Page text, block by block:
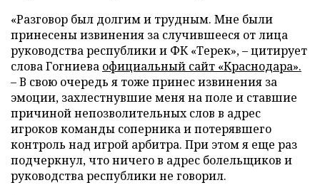
«Разговор был долгим и трудным. Мне были
принесены извинения за случившееся от лица
руководства республики и ФК «Терек», – цитирует
слова Гогниева официальный сайт «Краснодара».
– В свою очередь я тоже принес извинения за
эмоции, захлестнувшие меня на поле и ставшие
причиной непозволительных слов в адрес
игроков команды соперника и потерявшего
контроль над игрой арбитра. При этом я еще раз
подчеркнул, что ничего в адрес болельщиков и
руководства республики не говорил.